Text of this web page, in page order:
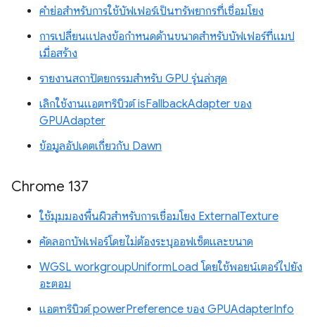
คำย่อสำหรับการใช้บัฟเฟอร์เป็นทรัพยากรที่เชื่อมโยง
การเปลี่ยนแปลงข้อกำหนดด้านขนาดสำหรับบัฟเฟอร์ที่แมป
เมื่อสร้าง
รายงานสถาปัตยกรรมสำหรับ GPU รุ่นล่าสุด
เลิกใช้งานแอตทริบิวต์ isFallbackAdapter ของ
GPUAdapter
ข้อมูลอัปเดตเกี่ยวกับ Dawn
Chrome 137
ใช้มุมมองพื้นผิวสำหรับการเชื่อมโยง ExternalTexture
คัดลอกบัฟเฟอร์โดยไม่ต้องระบุออฟเซ็ตและขนาด
WGSL workgroupUniformLoad โดยใช้พอยน์เตอร์ไปยัง
อะตอม
แอตทริบิวต์ powerPreference ของ GPUAdapterInfo